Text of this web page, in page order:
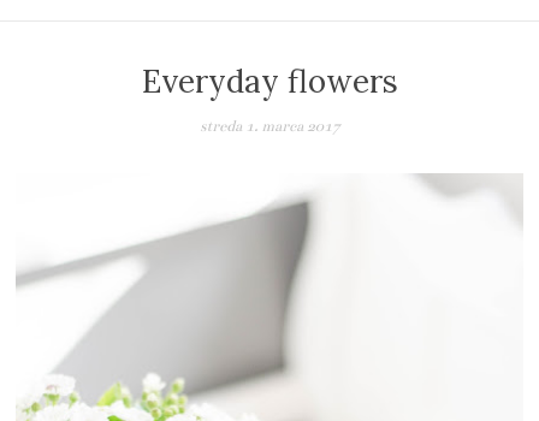
Everyday flowers
streda 1. marca 2017